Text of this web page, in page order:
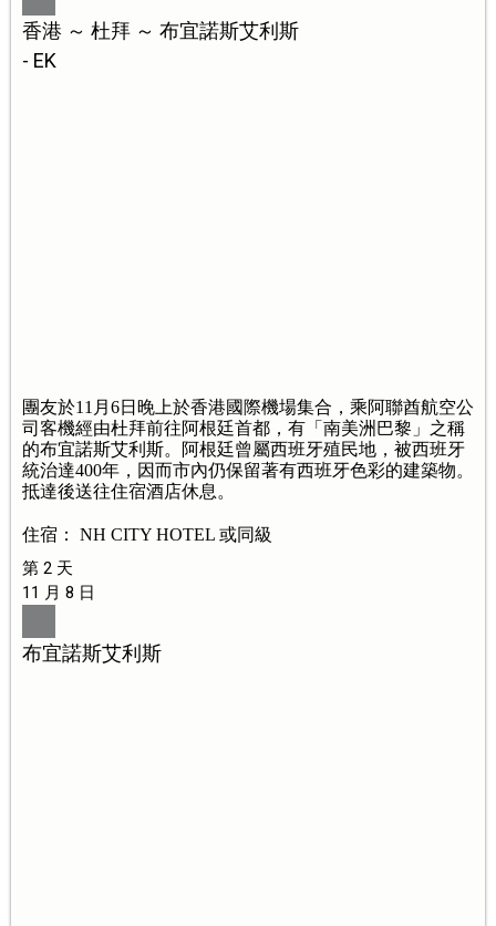
香港 ～ 杜拜 ～ 布宜諾斯艾利斯
- EK
團友於11月6日晚上於香港國際機場集合，乘阿聯酋航空公
司客機經由杜拜前往阿根廷首都，有「南美洲巴黎」之稱
的布宜諾斯艾利斯。阿根廷曾屬西班牙殖民地，被西班牙
統治達400年，因而市內仍保留著有西班牙色彩的建築物。
抵達後送往住宿酒店休息。
住宿： NH CITY HOTEL 或同級
第 2 天
11 月 8 日
布宜諾斯艾利斯